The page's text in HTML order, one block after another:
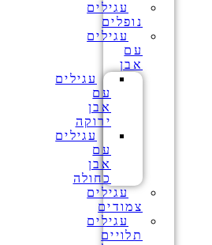
עגילים
נופלים
עגילים
עם
אבן
עגילים
עם
אבן
ירוקה
עגילים
עם
אבן
כחולה
עגילים
צמודים
עגילים
תלויים